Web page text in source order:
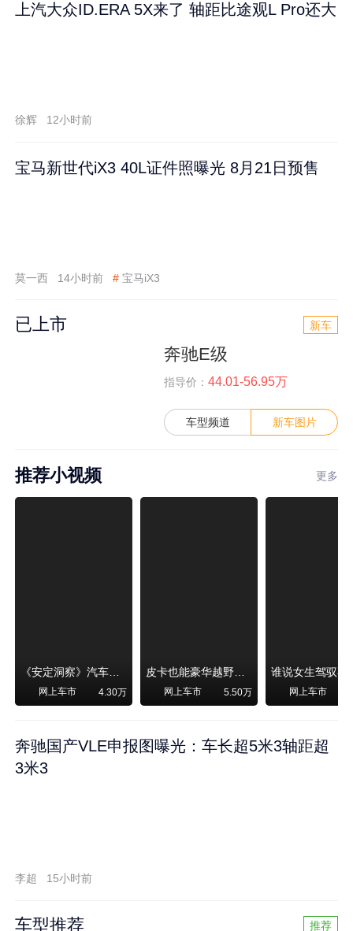
上汽大众ID.ERA 5X来了 轴距比途观L Pro还大
徐辉 12小时前
宝马新世代iX3 40L证件照曝光 8月21日预售
莫一西 14小时前 # 宝马iX3
已上市 新车
奔驰E级
指导价： 44.01-56.95万
车型频道 新车图片
推荐小视频 更多
《安定洞察》汽车烧不烧油，和石油安全无关！
网上车市 4.30万
皮卡也能豪华越野！纵横F700上市，限时卖29.99万起
网上车市 5.50万 网上车市
奔驰国产VLE申报图曝光：车长超5米3轴距超
3米3
李超 15小时前
车型推荐 推荐